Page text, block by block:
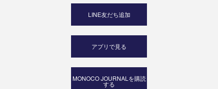
LINE友だち追加
アプリで見る
MONOCO JOURNALを購読
する